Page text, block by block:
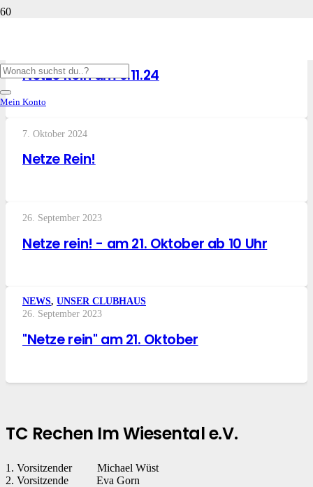
Mein Konto
Netze Rein am 9.11.24
7. Oktober 2024
Netze Rein!
26. September 2023
Netze rein! - am 21. Oktober ab 10 Uhr
NEWS, UNSER CLUBHAUS
26. September 2023
"Netze rein" am 21. Oktober
TC Rechen Im Wiesental e.V.
1. Vorsitzender Michael Wüst
2. Vorsitzende Eva Gorn